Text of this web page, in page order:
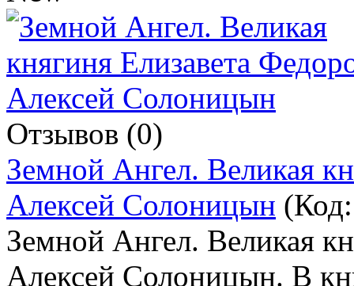
Отзывов (0)
Земной Ангел. Великая
Алексей Солоницын
Земной Ангел. Великая
Алексей Солоницын. В